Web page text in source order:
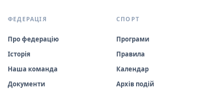
ФЕДЕРАЦІЯ
Про федерацію
Історія
Наша команда
Документи
СПОРТ
Програми
Правила
Календар
Архів подій